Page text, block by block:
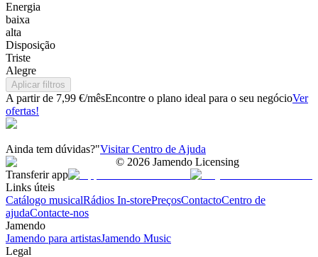
Energia
baixa
alta
Disposição
Triste
Alegre
Aplicar filtros
A partir de 7,99 €/mêsEncontre o plano ideal para o seu negócioVer
ofertas!
Ainda tem dúvidas?"Visitar Centro de Ajuda
© 2026 Jamendo Licensing
Transferir app
Links úteis
Catálogo musicalRádios In-storePreçosContactoCentro de
ajudaContacte-nos
Jamendo
Jamendo para artistasJamendo Music
Legal